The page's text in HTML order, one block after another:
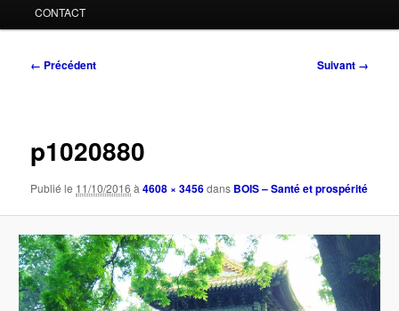
CONTACT
Navigation
← Précédent Suivant →
p1020880
Publié le 11/10/2016 à4608 × 3456dans BOIS – Santé et prospérité